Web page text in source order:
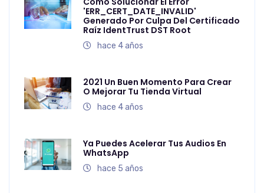
'ERR_CERT_DATE_INVALID'
Generado Por Culpa Del Certificado
Raíz IdentTrust DST Root
hace 4 años
2021 Un Buen Momento Para Crear
O Mejorar Tu Tienda Virtual
hace 4 años
Ya Puedes Acelerar Tus Audios En
WhatsApp
hace 5 años